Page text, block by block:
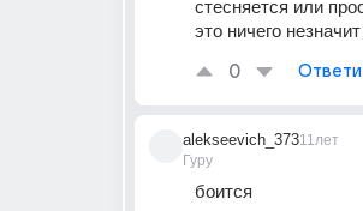
стесняется или
это ничего незначит
0
alekseevich_373
Гуру
11лет
боится